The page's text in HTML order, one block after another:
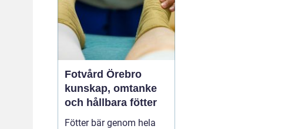
Fotvård Örebro
kunskap, omtanke
och hållbara fötter
Fötter bär genom hela